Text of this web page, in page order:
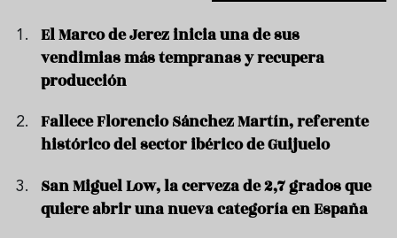
El Marco de Jerez inicia una de sus
vendimias más tempranas y recupera
producción
Fallece Florencio Sánchez Martín, referente
histórico del sector ibérico de Guijuelo
San Miguel Low, la cerveza de 2,7 grados que
quiere abrir una nueva categoría en España